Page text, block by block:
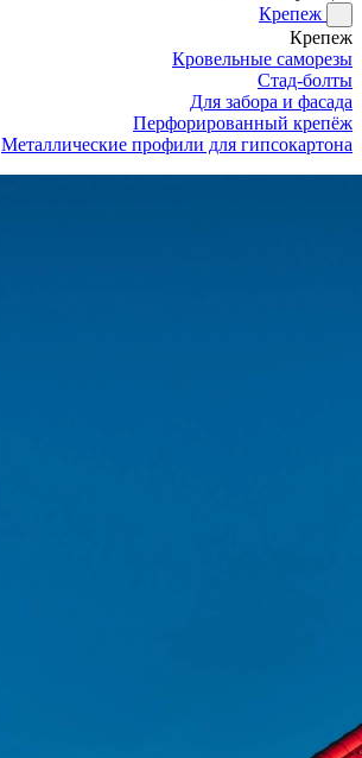
Крепеж
Крепеж
Кровельные саморезы
Стад-болты
Для забора и фасада
Перфорированный крепёж
Металлические профили для гипсокартона